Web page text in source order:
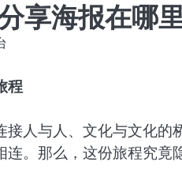
享海报在哪
程
人与人、文化与文化
。那么，这份旅程究竟